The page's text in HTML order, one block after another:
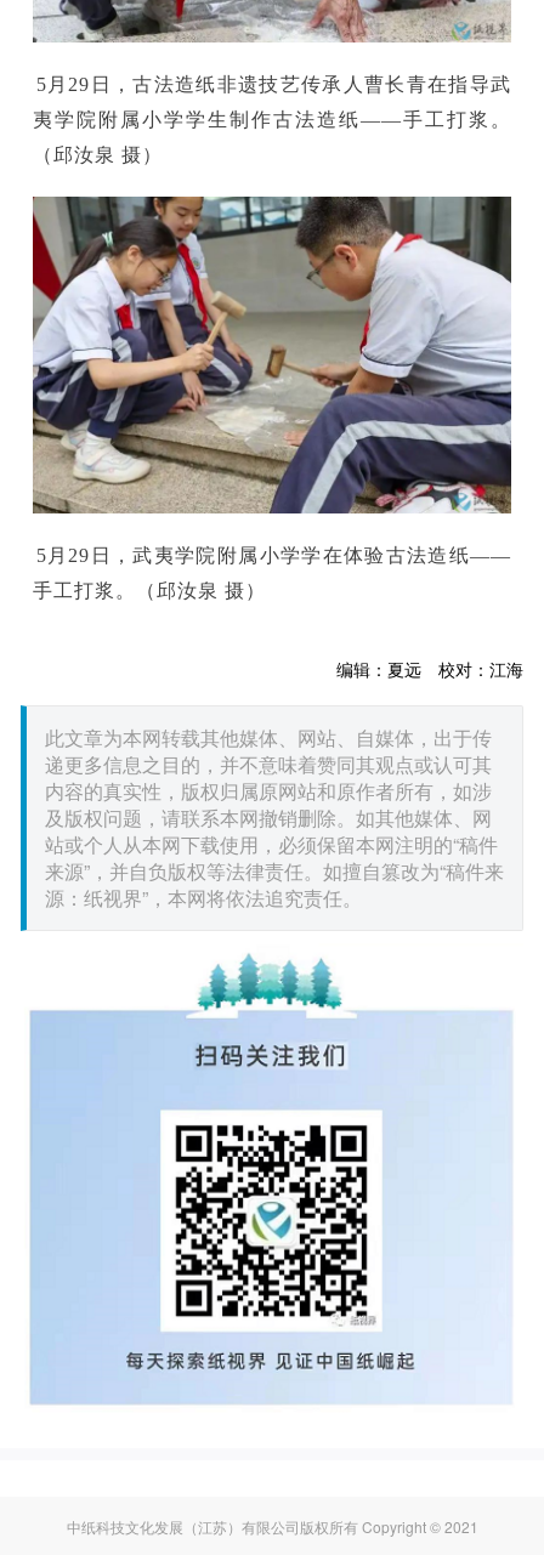
月29日，古法造纸非遗技艺传承人曹长青在指导武
夷学院附属小学学生制作古法造纸——手工打浆。
（邱汝泉 摄）
月29日，武夷学院附属小学学在体验古法造纸——
手工打浆。（邱汝泉 摄）
编辑：夏远 校对：江海
此文章为本网转载其他媒体、网站、自媒体，出于传
递更多信息之目的，并不意味着赞同其观点或认可其
内容的真实性，版权归属原网站和原作者所有，如涉
及版权问题，请联系本网撤销删除。如其他媒体、网
站或个人从本网下载使用，必须保留本网注明的“稿件
来源”，并自负版权等法律责任。如擅自篡改为“稿件来
源：纸视界”，本网将依法追究责任。
中纸科技文化发展（江苏）有限公司版权所有 Copyright © 2021